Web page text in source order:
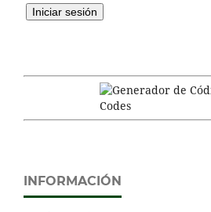
INFORMACIÓN